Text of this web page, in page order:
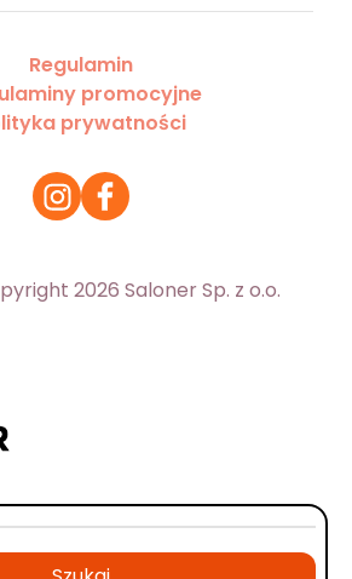
Regulamin
promocyjne
prywatności
2026 Saloner Sp. z o.o.